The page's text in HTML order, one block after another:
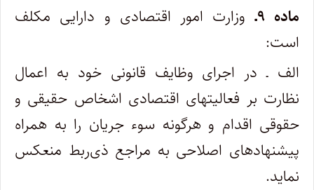
ماده ۹ـ
وزارت امور اقتصادی و دارایی مکلف
است:
الف ـ در اجرای وظایف قانونی خود به اعمال
نظارت بر فعالیتهای اقتصادی اشخاص حقیقی و
حقوقی اقدام و هرگونه سوء جریان را به همراه
پیشنهادهای اصلاحی به مراجع ذی‌ربط منعکس
نماید.